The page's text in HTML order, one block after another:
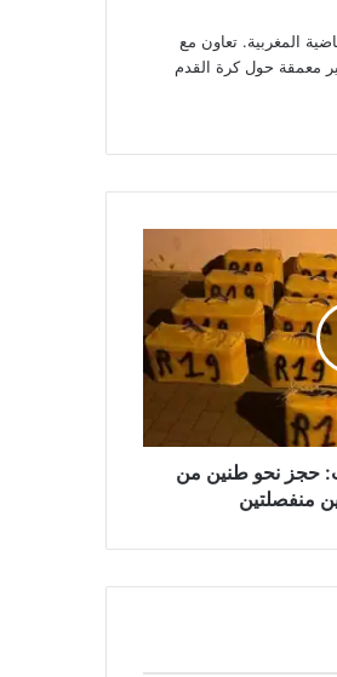
المغربية. تعاون مع
معمقة حول كرة القدم
حجز نحو طنين من
منفصلتين